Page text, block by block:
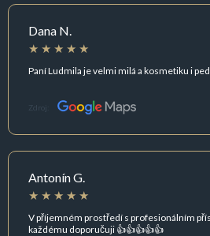
Dana N.
Paní Ludmila je velmi milá a kosmetiku i
Zdroj:
Antonín G.
V příjemném prostředí s profesionálním
každému doporučuji 👍👍👍👍👍